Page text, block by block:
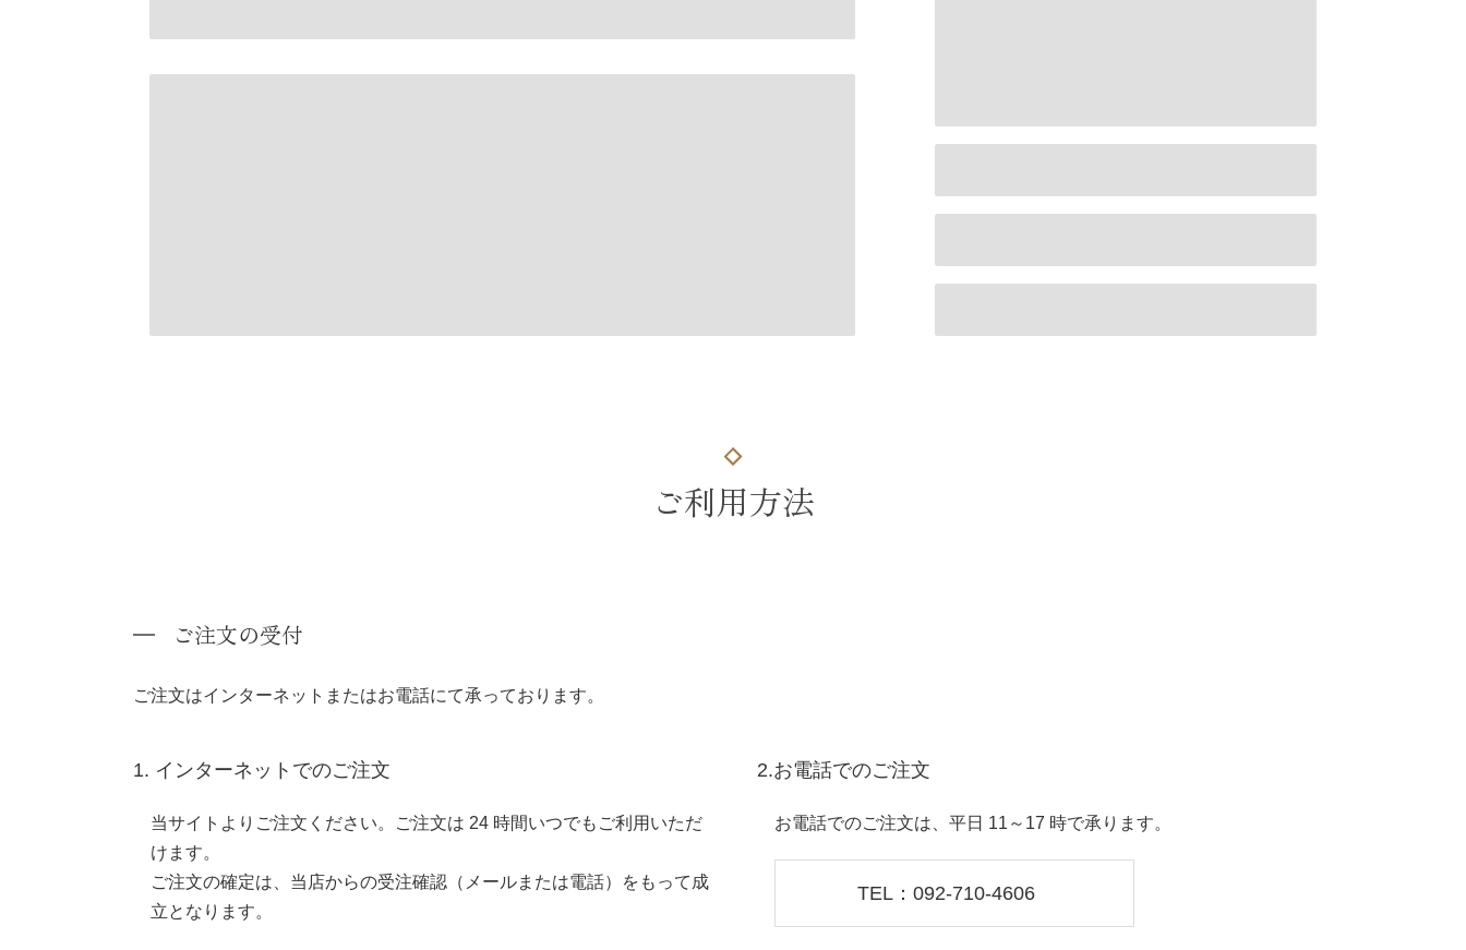
ご利用方法
ご注文の受付
ご注文はインターネットまたはお電話にて承っております。
1. インターネットでのご注文
当サイトよりご注文ください。ご注文は 24 時間いつでもご利用いただ
けます。
ご注文の確定は、当店からの受注確認（メールまたは電話）をもって成
立となります。
2.お電話でのご注文
お電話でのご注文は、平日 11～17 時で承ります。
TEL：092-710-4606